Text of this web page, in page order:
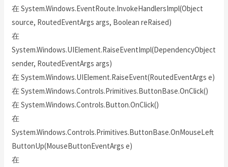
在 System.Windows.EventRoute.InvokeHandlersImpl(Object
source, RoutedEventArgs args, Boolean reRaised)
在
System.Windows.UIElement.RaiseEventImpl(DependencyObject
sender, RoutedEventArgs args)
在 System.Windows.UIElement.RaiseEvent(RoutedEventArgs e)
在 System.Windows.Controls.Primitives.ButtonBase.OnClick()
在 System.Windows.Controls.Button.OnClick()
在
System.Windows.Controls.Primitives.ButtonBase.OnMouseLeft
ButtonUp(MouseButtonEventArgs e)
在